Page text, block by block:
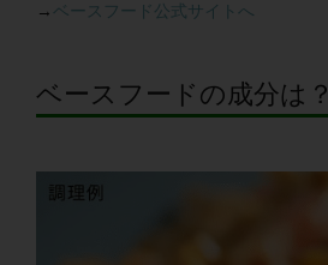
→ ベースフード公式サイトへ
ベースフードの成分は？